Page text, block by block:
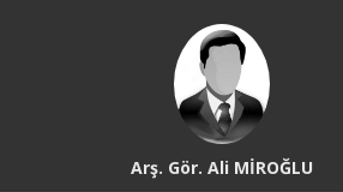
Arş. Gör. Ali MİROĞLU